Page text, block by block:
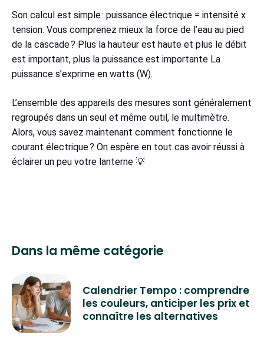
Son calcul est simple : puissance électrique = intensité x
tension. Vous comprenez mieux la force de l’eau au pied
de la cascade ? Plus la hauteur est haute et plus le débit
est important, plus la puissance est importante La
puissance s’exprime en watts (W).
L’ensemble des appareils des mesures sont généralement
regroupés dans un seul et même outil, le multimètre.
Alors, vous savez maintenant comment fonctionne le
courant électrique ? On espère en tout cas avoir réussi à
éclairer un peu votre lanterne 💡
Dans la même catégorie
Calendrier Tempo : comprendre
les couleurs, anticiper les prix et
connaître les alternatives